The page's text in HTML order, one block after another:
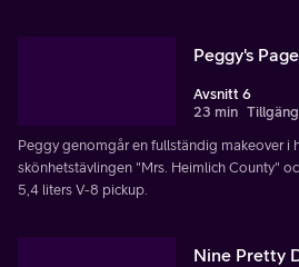
Peggy's
Avsnitt 6
23 min
Peggy genomgår en fullständig makeover i
skönhetstävlingen "Mrs. Heimlich County"
5,4 liters V-8 pickup.
Nine Pretty